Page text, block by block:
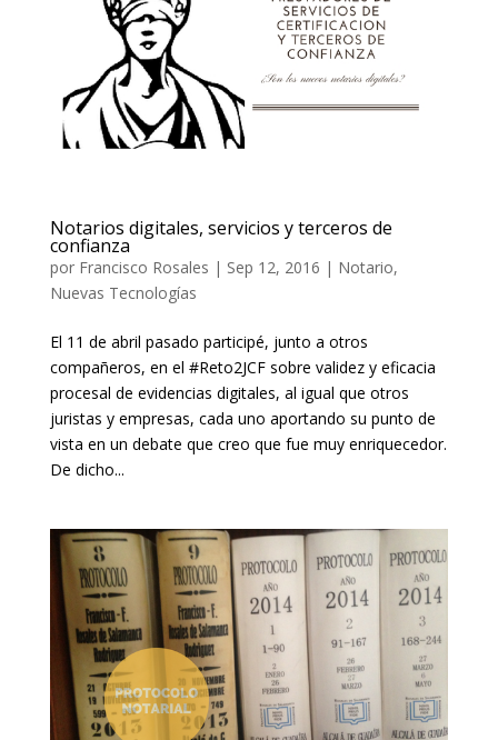
Notarios digitales, servicios y terceros de
confianza
por Francisco Rosales | Sep 12, 2016 | Notario,
Nuevas Tecnologías
El 11 de abril pasado participé, junto a otros
compañeros, en el #Reto2JCF sobre validez y eficacia
procesal de evidencias digitales, al igual que otros
juristas y empresas, cada uno aportando su punto de
vista en un debate que creo que fue muy enriquecedor.
De dicho...